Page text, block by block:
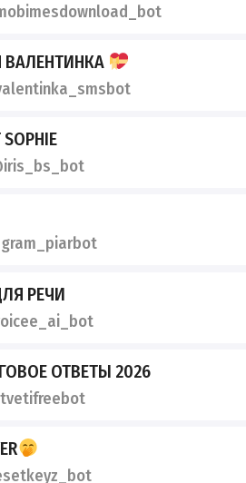
РЕЧИ
ОТВЕТЫ 2026